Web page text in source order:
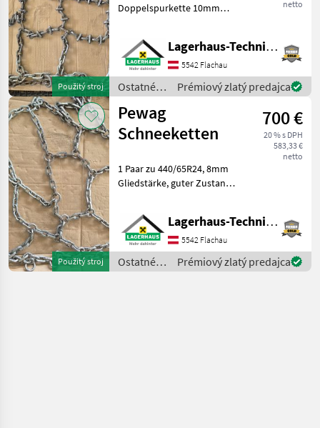
Použitý stroj
netto
Doppelspurkette 10mm
Zusatzverschleißgliedern,
guter Zustand. Wir bitten
telefonisch oder per Mail
Ihren Besuch bekanntz
Lagerhaus-Technik Flachau
5542 Flachau
Ostatné
traktorové
komponenty
/ Pewag
Prémiový zlatý predajca
Použitý stroj
Pewag
Schneeketten
700 €
20 % s DPH
583,33 €
netto
1 Paar zu 440/65R24, 8mm
Gliedstärke, guter Zustand.
bekanntzugeben, um
ausreichend Zeit für die
Beratung und ev
Lagerhaus-Technik Flachau
5542 Flachau
Ostatné
traktorové
Prémiový zlatý predajca